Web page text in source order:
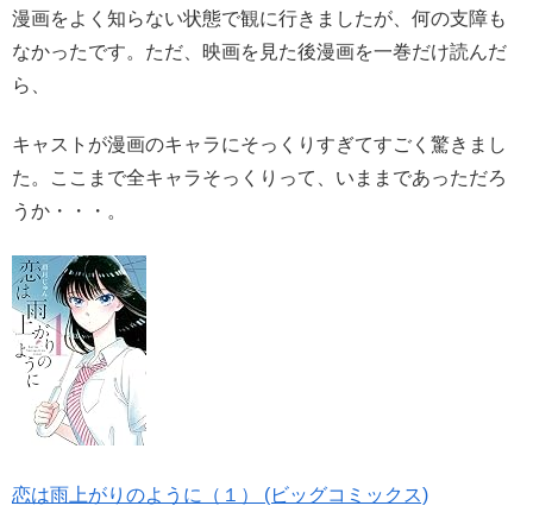
漫画をよく知らない状態で観に行きましたが、何の支障も
なかったです。ただ、映画を見た後漫画を一巻だけ読んだ
ら、
キャストが漫画のキャラにそっくりすぎてすごく驚きまし
た。ここまで全キャラそっくりって、いままであっただろ
うか・・・。
恋は雨上がりのように（１） (ビッグコミックス)